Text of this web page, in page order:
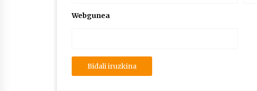
Webgunea